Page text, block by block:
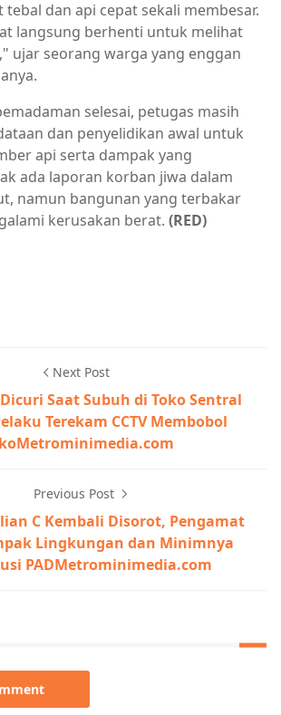
tebal dan api cepat sekali membesar.
langsung berhenti untuk melihat
ujar seorang warga yang enggan
selesai, petugas masih
dan penyelidikan awal untuk
api serta dampak yang
ada laporan korban jiwa dalam
namun bangunan yang terbakar
kerusakan berat. (RED)
Next Post
Saat Subuh di Toko Sentral
Terekam CCTV Membobol
Previous Post
C Kembali Disorot, Pengamat
Lingkungan dan Minimnya
PADMetrominimedia.com